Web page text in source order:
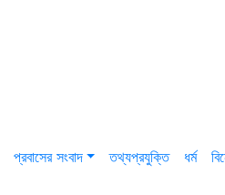
প্রবাসের সংবাদ তথ্যপ্রযুক্তি ধর্ম